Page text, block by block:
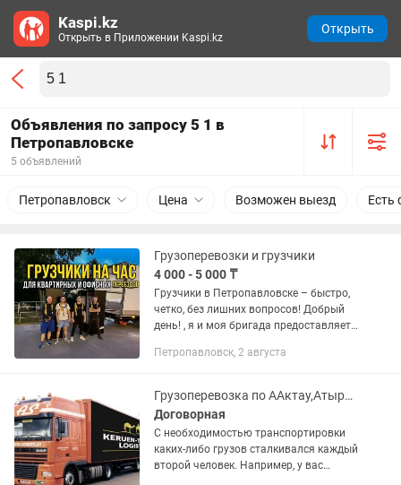
Объявления по запросу 5 1 в
Петропавловске
5 объявлений
Петропавловск Цена Возможен выезд Есть
Грузоперевозки и грузчики
4 000 - 5 000 ₸
Гpузчики в Петропавловске – быcтрo,
чeтко, без лишних вопpоcов! Добрый
день! , я и моя бригада предоставляет
прoфeccиональных грузчикoв в
Петропавловск, 2 августа
Грузоперевозка по ААктау,Атырау,Актобе,Уральск,Астана,Семей,Оскемен
Договорная
С необходимостью транспортировки
каких-либо грузов сталкивался каждый
второй человек. Например, у вас
Kaspi.kz
Открыть в Приложении Kaspi.kz
Открыть